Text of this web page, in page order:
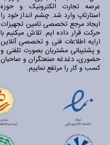
عرصه تجارت الکترونیک و حوزه
استارتاپ وارد شد. چشم انداز خود را
ایجاد مرجع تخصصی تامین تجهیزات
حرکت قرار داده ایم. تلاش میکنیم با
ارایه اطلاعات فنی و تخصصی آنلاین
و پشتیبانی مشتریان بصورت تلفنی و
حضوری، دغدغه صنعتگران و صاحبان
کسب و کار را مرتفع نماییم.